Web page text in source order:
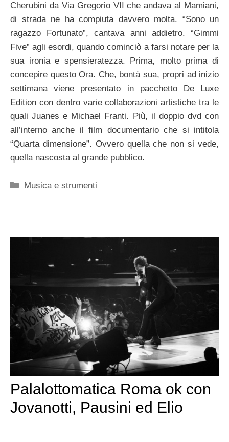
Cherubini da Via Gregorio VII che andava al Mamiani,
di strada ne ha compiuta davvero molta. “Sono un
ragazzo Fortunato”, cantava anni addietro. “Gimmi
Five” agli esordi, quando cominciò a farsi notare per la
sua ironia e spensieratezza. Prima, molto prima di
concepire questo Ora. Che, bontà sua, propri ad inizio
settimana viene presentato in pacchetto De Luxe
Edition con dentro varie collaborazioni artistiche tra le
quali Juanes e Michael Franti. Più, il doppio dvd con
all’interno anche il film documentario che si intitola
“Quarta dimensione”. Ovvero quella che non si vede,
quella nascosta al grande pubblico.
Categorie
Musica e strumenti
Palalottomatica Roma ok con
Jovanotti, Pausini ed Elio